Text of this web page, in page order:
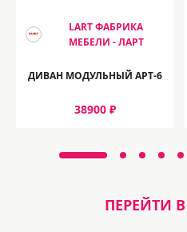
LART ФАБРИКА
МЕБЕЛИ - ЛАРТ
ДИВАН МОДУЛЬНЫЙ АРТ-6
38900 ₽
ПЕРЕЙТИ